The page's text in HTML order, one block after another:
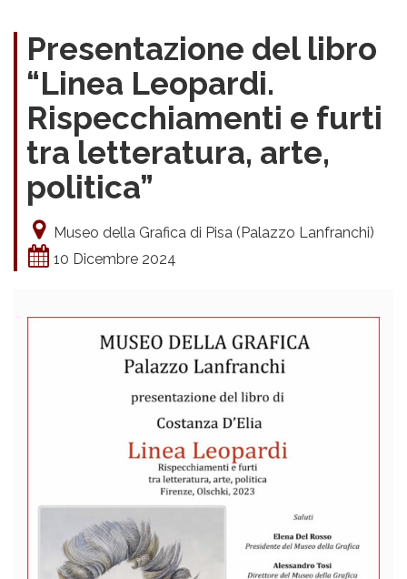
Presentazione del libro
“Linea Leopardi.
Rispecchiamenti e furti
tra letteratura, arte,
politica”
Museo della Grafica di Pisa (Palazzo Lanfranchi)
10 Dicembre 2024